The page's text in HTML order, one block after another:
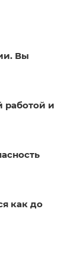
Вы
работой и
как до